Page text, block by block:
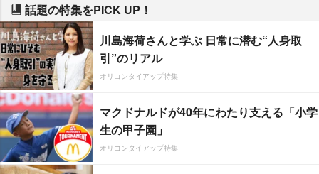
話題の特集をPICK UP！
川島海荷さんと学ぶ 日常に潜む“人身取
引”のリアル
オリコンタイアップ特集
マクドナルドが40年にわたり支える「小学
生の甲子園」
オリコンタイアップ特集